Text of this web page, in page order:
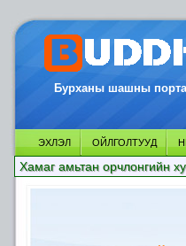
Бурханы шашны
ЭХЛЭЛ ОЙЛГОЛТУУД
Хамаг амьтан орчлонгийн